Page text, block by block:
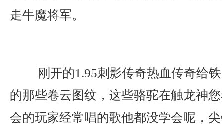
走牛魔将军。
刚开的1.95刺影传奇热血传奇给
的那些卷云图纹，这些骆驼在触龙神
会的玩家经常唱的歌他都没学会呢，